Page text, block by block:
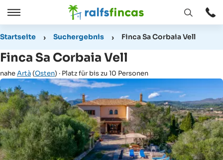
Öffnen
Schließen
Fenster
Startseite Suchergebnis Finca Sa Corbaia Vell
Finca Sa Corbaia Vell
naheArtà (Osten) · Platz für bis zu 10 Personen